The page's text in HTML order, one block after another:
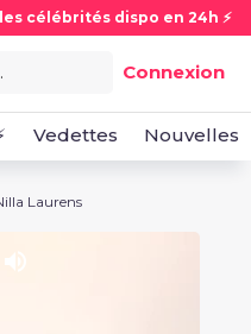
célébrités dispo en 24h ⚡
Connexion
Vedettes Nouvelles
Laurens